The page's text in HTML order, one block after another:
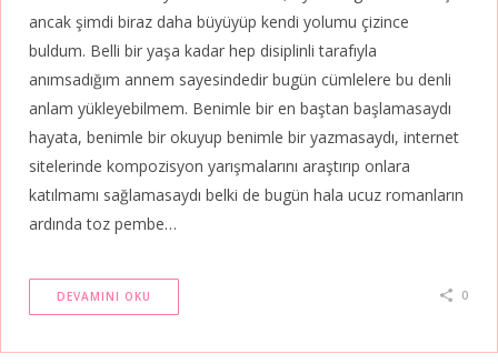
ancak şimdi biraz daha büyüyüp kendi yolumu çizince
buldum. Belli bir yaşa kadar hep disiplinli tarafıyla
anımsadığım annem sayesindedir bugün cümlelere bu denli
anlam yükleyebilmem. Benimle bir en baştan başlamasaydı
hayata, benimle bir okuyup benimle bir yazmasaydı, internet
sitelerinde kompozisyon yarışmalarını araştırıp onlara
katılmamı sağlamasaydı belki de bugün hala ucuz romanların
ardında toz pembe…
DEVAMINI OKU 0